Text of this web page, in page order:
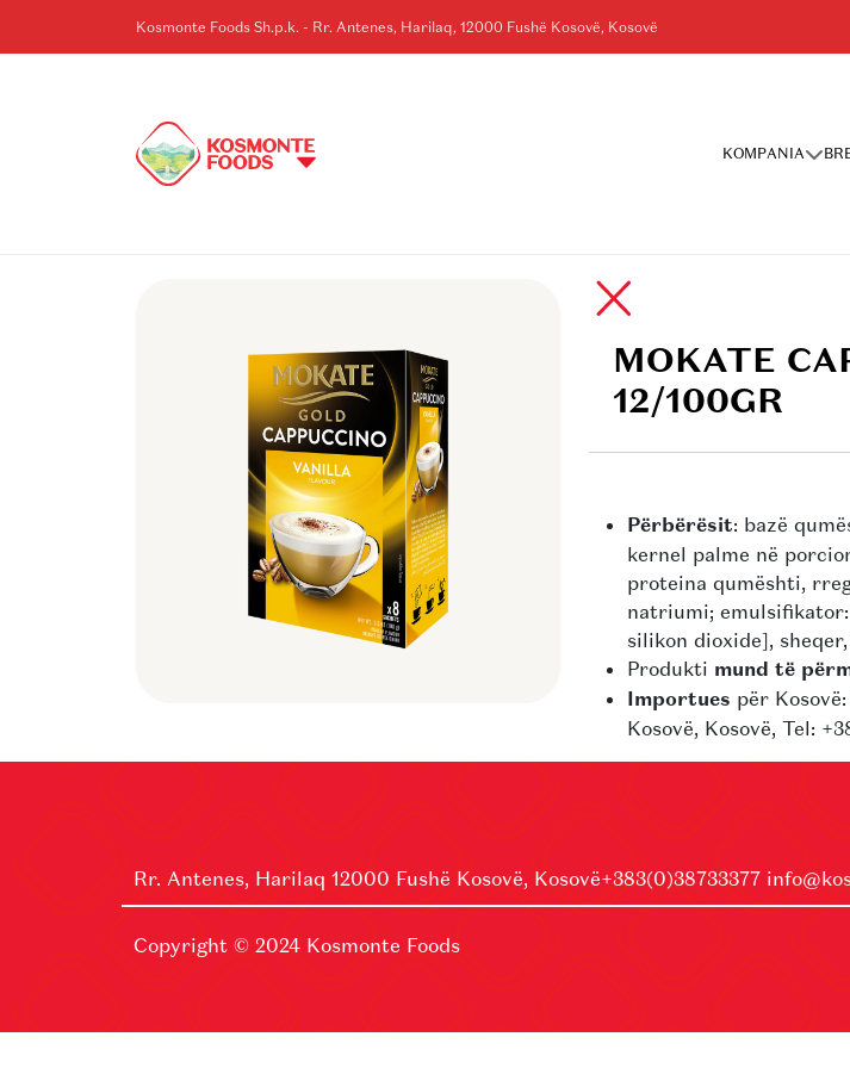
Kosmonte Foods Sh.p.k. - Rr. Antenes, Harilaq, 12000 Fushë Kosovë, Kosovë
KOMPANIA
HOME>BRENDET
MOKATE
12/100GR
Përbërësit: bazë
kernel palme në
proteina qumështi,
natriumi;
silikon dioxide],
Produkti mund të
Importues për
Kosovë, Kosovë, Tel:
Rr. Antenes, Harilaq 12000 Fushë Kosovë, Kosovë+383(0)38733377
Copyright © 2024 Kosmonte Foods